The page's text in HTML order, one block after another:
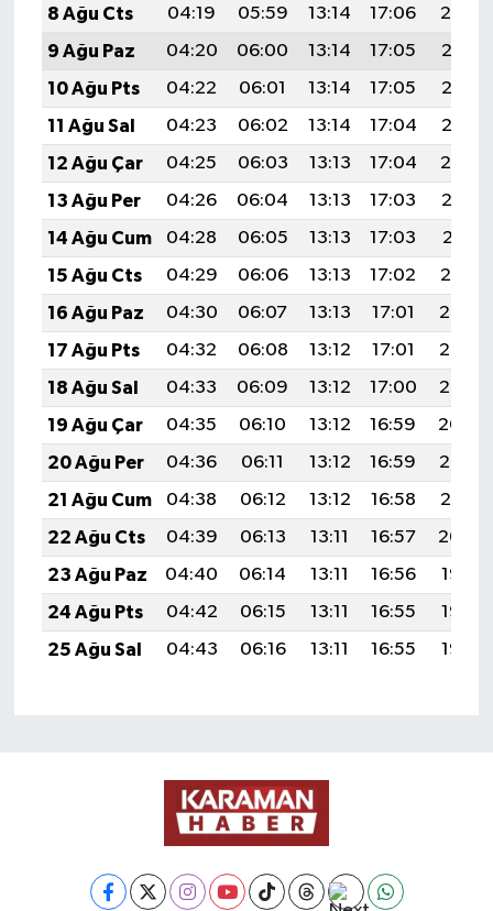
8 Ağu Cts
04:19 05:59 13:14 17:06
20:19
9 Ağu Paz
04:20 06:00 13:14 17:05
20:18
10 Ağu Pts
04:22 06:01 13:14 17:05
20:16
11 Ağu Sal
04:23 06:02 13:14 17:04
20:15
12 Ağu Çar
04:25 06:03 13:13 17:04
20:14
13 Ağu Per
04:26 06:04 13:13 17:03
20:13
14 Ağu Cum
04:28 06:05 13:13 17:03
20:11
15 Ağu Cts
04:29 06:06 13:13 17:02
20:10
16 Ağu Paz
04:30 06:07 13:13 17:01
20:08
17 Ağu Pts
04:32 06:08 13:12 17:01
20:07
18 Ağu Sal
04:33 06:09 13:12 17:00
20:06
19 Ağu Çar
04:35 06:10 13:12 16:59
20:04
20 Ağu Per
04:36 06:11 13:12 16:59
20:03
21 Ağu Cum
04:38 06:12 13:12 16:58
20:01
22 Ağu Cts
04:39 06:13 13:11 16:57
20:00
23 Ağu Paz
04:40 06:14 13:11 16:56
19:58
24 Ağu Pts
04:42 06:15 13:11 16:55
19:57
25 Ağu Sal
04:43 06:16 13:11 16:55 19:55